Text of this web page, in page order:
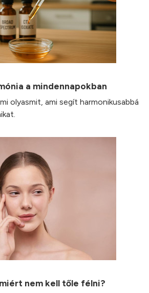
a mindennapokban
olyasmit, ami segít harmonikusabbá
nem kell tőle félni?